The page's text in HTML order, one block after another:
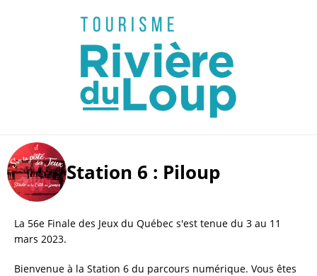
Station 6 : Piloup
La 56e Finale des Jeux du Québec s'est tenue du 3 au 11
mars 2023.
Bienvenue à la Station 6 du parcours numérique. Vous êtes